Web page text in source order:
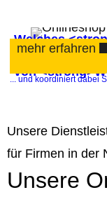
Welches
automatisiert
von
mehr erfahren
... und koordiniert dabei
Unsere
für Firmen in der
Unsere